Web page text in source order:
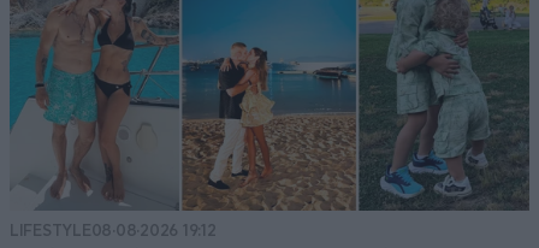
LIFESTYLE08·08·2026 19:12